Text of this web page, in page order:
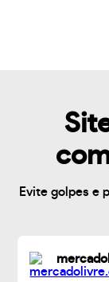
Evite golpes e